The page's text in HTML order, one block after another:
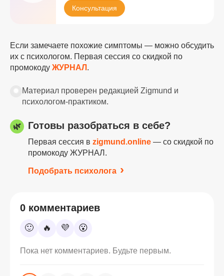
Консультация
Если замечаете похожие симптомы — можно обсудить
их с психологом. Первая сессия со скидкой по
промокоду ЖУРНАЛ .
Материал проверен редакцией Zigmund и
психологом-практиком.
🌿 Готовы разобраться в себе?
Первая сессия в zigmund.online — со скидкой по
промокоду ЖУРНАЛ.
Подобрать психолога
0 комментариев
🙂 🔥 💜 😮
Пока нет комментариев. Будьте первым.